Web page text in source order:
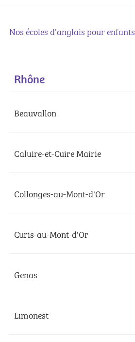
Nos écoles d'anglais pour enfants
Rhône
Beauvallon
Caluire-et-Cuire Mairie
Collonges-au-Mont-d'Or
Curis-au-Mont-d'Or
Genas
Limonest